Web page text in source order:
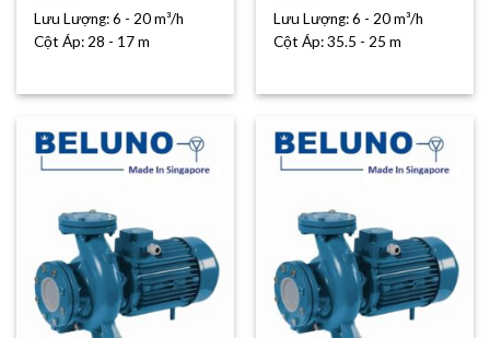
Lưu Lượng:6 - 20 m³/h
Cột Áp:28 - 17 m
Lưu Lượng:6 - 20 m³/h
Cột Áp:35.5 - 25 m